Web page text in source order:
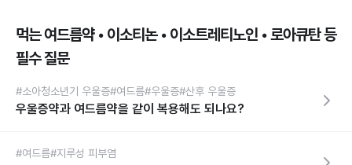
먹는 여드름약 • 이소티논 • 이소트레티노인 • 로아큐탄 등
필수 질문
#소아청소년기 우울증#여드름#우울증#산후 우울증
우울증약과 여드름약을 같이 복용해도 되나요?
#여드름#지루성 피부염